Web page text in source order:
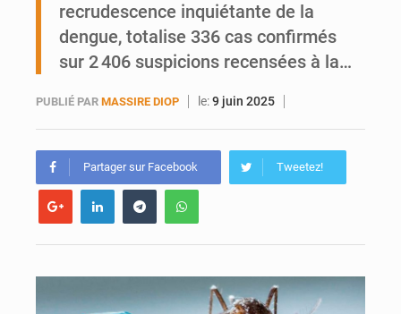
recrudescence inquiétante de la
dengue, totalise 336 cas confirmés
sur 2 406 suspicions recensées à la…
PUBLIÉ PAR MASSIRE DIOP le:9 juin 2025
Partager sur Facebook Tweetez!